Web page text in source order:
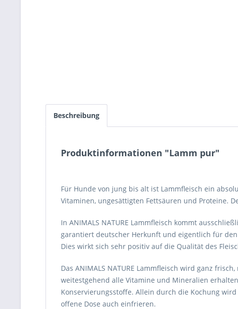
Beschreibung
Produktinformationen "Lamm pur"
Für Hunde von jung bis alt ist Lammfleisch ein
Vitaminen, ungesättigten Fettsäuren und Proteine.
In ANIMALS NATURE Lammfleisch kommt
garantiert deutscher Herkunft und eigentlich für
Dies wirkt sich sehr positiv auf die Qualität des
Das ANIMALS NATURE Lammfleisch wird ganz
weitestgehend alle Vitamine und Mineralien
Konservierungsstoffe. Allein durch die Kochung
offene Dose auch einfrieren.